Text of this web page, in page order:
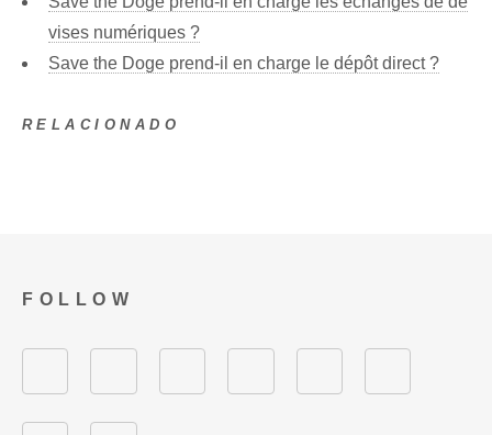
vises numériques ?
Save the Doge prend-il en charge le dépôt direct ?
RELACIONADO
FOLLOW